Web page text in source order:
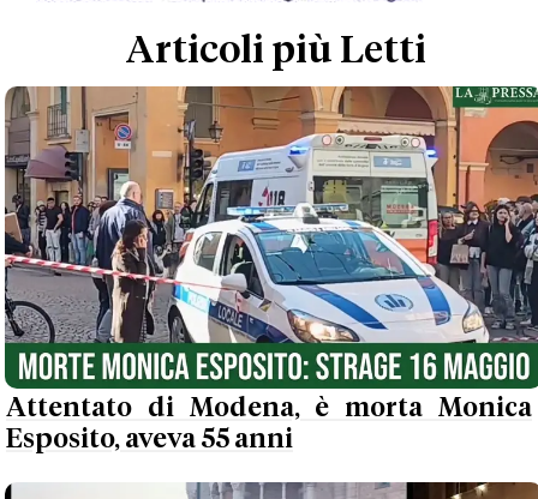
Articoli più Letti
Attentato di Modena, è morta Monica
Esposito, aveva 55 anni